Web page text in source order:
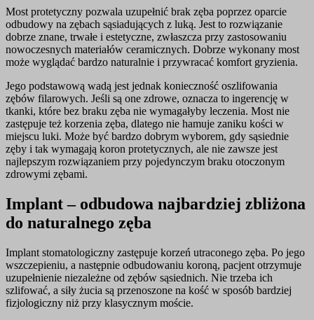
Most protetyczny pozwala uzupełnić brak zęba poprzez oparcie
odbudowy na zębach sąsiadujących z luką. Jest to rozwiązanie
dobrze znane, trwałe i estetyczne, zwłaszcza przy zastosowaniu
nowoczesnych materiałów ceramicznych. Dobrze wykonany most
może wyglądać bardzo naturalnie i przywracać komfort gryzienia.
Jego podstawową wadą jest jednak konieczność oszlifowania
zębów filarowych. Jeśli są one zdrowe, oznacza to ingerencję w
tkanki, które bez braku zęba nie wymagałyby leczenia. Most nie
zastępuje też korzenia zęba, dlatego nie hamuje zaniku kości w
miejscu luki. Może być bardzo dobrym wyborem, gdy sąsiednie
zęby i tak wymagają koron protetycznych, ale nie zawsze jest
najlepszym rozwiązaniem przy pojedynczym braku otoczonym
zdrowymi zębami.
Implant – odbudowa najbardziej zbliżona
do naturalnego zęba
Implant stomatologiczny zastępuje korzeń utraconego zęba. Po jego
wszczepieniu, a następnie odbudowaniu koroną, pacjent otrzymuje
uzupełnienie niezależne od zębów sąsiednich. Nie trzeba ich
szlifować, a siły żucia są przenoszone na kość w sposób bardziej
fizjologiczny niż przy klasycznym moście.